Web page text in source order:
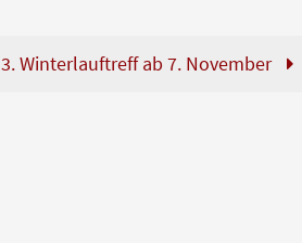
3. Winterlauftreff ab 7. November